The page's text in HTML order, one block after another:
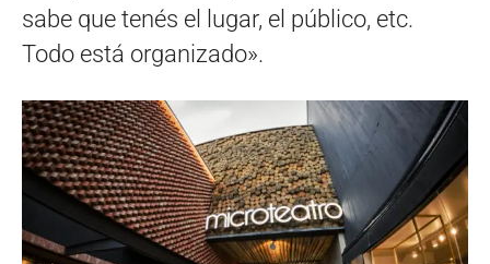
sabe que tenés el lugar, el público, etc.
Todo está organizado».